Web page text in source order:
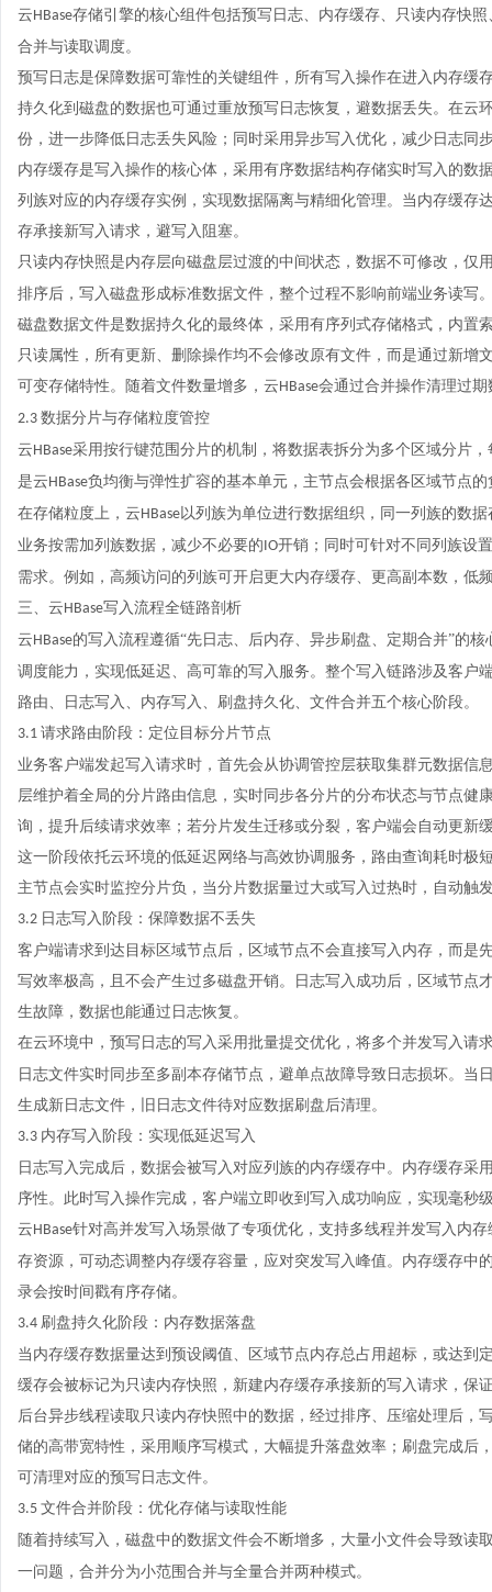
云HBase存储引擎的核心组件包括预写日志、内存缓存、只读内存快
合并与读取调度。
预写日志是保障数据可靠性的关键组件，所有写入操作在进入内存缓
持久化到磁盘的数据也可通过重放预写日志恢复，避数据丢失。在云
份，进一步降低日志丢失风险；同时采用异步写入优化，减少日志同
内存缓存是写入操作的核心体，采用有序数据结构存储实时写入的
列族对应的内存缓存实例，实现数据隔离与精细化管理。当内存缓存
存承接新写入请求，避写入阻塞。
只读内存快照是内存层向磁盘层过渡的中间状态，数据不可修改，仅
排序后，写入磁盘形成标准数据文件，整个过程不影响前端业务读写
磁盘数据文件是数据持久化的最终体，采用有序列式存储格式，内置
只读属性，所有更新、删除操作均不会修改原有文件，而是通过新
可变存储特性。随着文件数量增多，云HBase会通过合并操作清理过
2.3 数据分片与存储粒度管控
云HBase采用按行键范围分片的机制，将数据表拆分为多个区域分片
是云HBase负均衡与弹性扩容的基本单元，主节点会根据各区域节点
在存储粒度上，云HBase以列族为单位进行数据组织，同一列族的数
业务按需加列族数据，减少不必要的IO开销；同时可针对不同列族设
需求。例如，高频访问的列族可开启更大内存缓存、更高副本数，低
三、云HBase写入流程全链路剖析
云HBase的写入流程遵循“先日志、后内存、异步刷盘、定期合并”的
调度能力，实现低延迟、高可靠的写入服务。整个写入链路涉及客户
路由、日志写入、内存写入、刷盘持久化、文件合并五个核心阶段。
3.1 请求路由阶段：定位目标分片节点
业务客户端发起写入请求时，首先会从协调管控层获取集群元数据
层维护着全局的分片路由信息，实时同步各分片的分布状态与节点健
询，提升后续请求效率；若分片发生迁移或分裂，客户端会自动更新
这一阶段依托云环境的低延迟网络与高效协调服务，路由查询耗时极
主节点会实时监控分片负，当分片数据量过大或写入过热时，自动触
3.2 日志写入阶段：保障数据不丢失
客户端请求到达目标区域节点后，区域节点不会直接写入内存，而是
写效率极高，且不会产生过多磁盘开销。日志写入成功后，区域节点
生故障，数据也能通过日志恢复。
在云环境中，预写日志的写入采用批量提交优化，将多个并发写入请
日志文件实时同步至多副本存储节点，避单点故障导致日志损坏。
生成新日志文件，旧日志文件待对应数据刷盘后清理。
3.3 内存写入阶段：实现低延迟写入
日志写入完成后，数据会被写入对应列族的内存缓存中。内存缓存
序性。此时写入操作完成，客户端立即收到写入成功响应，实现毫秒
云HBase针对高并发写入场景做了专项优化，支持多线程并发写入内
存资源，可动态调整内存缓存容量，应对突发写入峰值。内存缓存中
录会按时间戳有序存储。
3.4 刷盘持久化阶段：内存数据落盘
当内存缓存数据量达到预设阈值、区域节点内存总占用超标，或达
缓存会被标记为只读内存快照，新建内存缓存承接新的写入请求，保
后台异步线程读取只读内存快照中的数据，经过排序、压缩处理后
储的高带宽特性，采用顺序写模式，大幅提升落盘效率；刷盘完成后
可清理对应的预写日志文件。
3.5 文件合并阶段：优化存储与读取性能
随着持续写入，磁盘中的数据文件会不断增多，大量小文件会导致读
一问题，合并分为小范围合并与全量合并两种模式。